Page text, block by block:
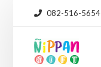
082-516-5654